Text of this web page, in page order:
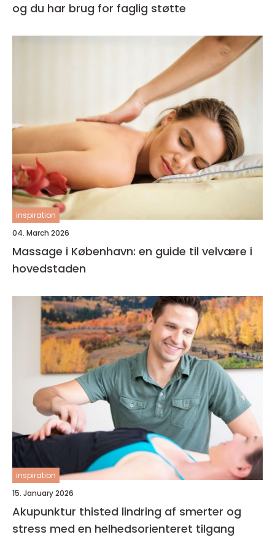
og du har brug for faglig støtte
inspiration
04. March 2026
Massage i København: en guide til velvære i
hovedstaden
inspiration
15. January 2026
Akupunktur thisted lindring af smerter og
stress med en helhedsorienteret tilgang